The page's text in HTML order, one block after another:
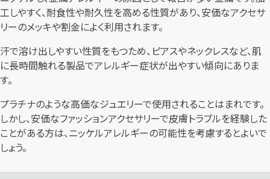
工しやすく、耐食性や耐久性を高める性質があり、安価なアクセサ
リーのメッキや割金によく利用されます。
汗で溶け出しやすい性質をもつため、ピアスやネックレスなど、肌
に長時間触れる製品でアレルギー症状が出やすい傾向にありま
す。
プラチナのような高価なジュエリーで使用されることはまれです。
しかし、安価なファッションアクセサリーで皮膚トラブルを経験した
ことがある方は、ニッケルアレルギーの可能性を考慮するとよいで
しょう。